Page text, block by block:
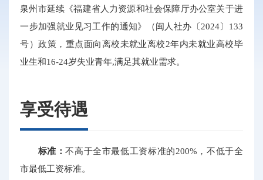
泉州市延续《福建省人力资源和社会保障厅办公室关于进
一步加强就业见习工作的通知》（闽人社办〔2024〕133
号）政策，重点面向离校未就业离校2年内未就业高校毕
业生和16-24岁失业青年,满足其就业需求。
享受待遇
标准：不高于全市最低工资标准的200%，不低于全
市最低工资标准。